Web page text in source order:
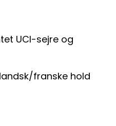
UCI-sejre og
franske hold